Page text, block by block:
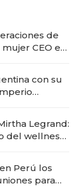
de
mujer CEO en
con su
Legrand:
del wellness
Perú los
para